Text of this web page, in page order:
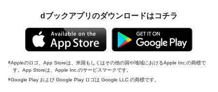
dブックアプリのダウンロードはコチラ
Appleのロゴ、App Storeは、米国もしくはその他の国や地域におけるApple Inc.の商標で
す。App Storeは、Apple Inc.のサービスマークです。
Google Play および Google Play ロゴは Google LLC の商標です。